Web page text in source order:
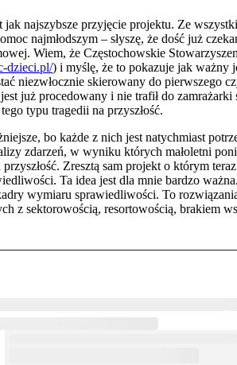
najszybsze przyjęcie projektu. Ze
najmłodszym – słyszę, że dość już
Wiem, że Częstochowskie
dzieci.pl/) i myślę, że to pokazuje jak ważny
niezwłocznie skierowany do pierwszego
już procedowany i nie trafił do zamrażarki
typu tragedii na przyszłość.
bo każde z nich jest natychmiast
zdarzeń, w wyniku których małoletni
Zresztą sam projekt o którym
Ta idea jest dla mnie bardzo
wymiaru sprawiedliwości. To
z sektorowością, resortowością, brakiem